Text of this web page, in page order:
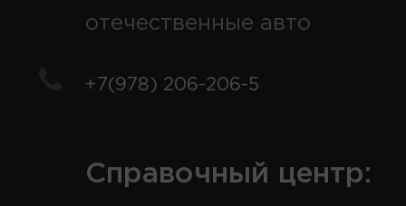
отечественные авто
+7(978) 206-206-5
Справочный центр: